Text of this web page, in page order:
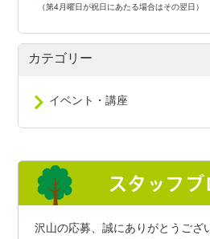
（第4月曜日が祝日にあたる場合はその翌日）
カテゴリー
イベント・講座
沢山の応募、誠にありがとうござ